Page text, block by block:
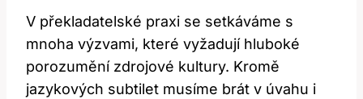
V překladatelské praxi se ​setkáváme s
mnoha ⁤výzvami, které ‌vyžadují hluboké⁣
porozumění ⁣zdrojové kultury.⁣ Kromě
jazykových‌ subtilet musíme brát v úvahu i